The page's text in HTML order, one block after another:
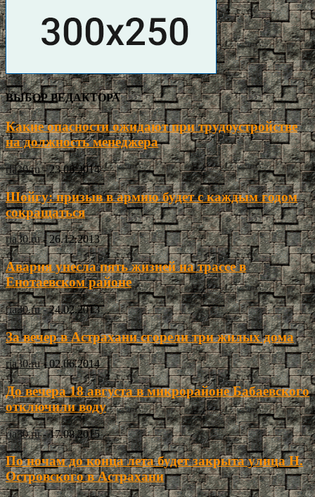
ВЫБОР РЕДАКТОРА
Какие опасности ожидают при трудоустройстве
на должность менеджера
ria30.ru - 23.06.2014
Шойгу: призыв в армию будет с каждым годом
сокращаться
ria30.ru - 26.12.2013
Авария унесла пять жизней на трассе в
Енотаевском районе
ria30.ru - 24.02.2013
За вечер в Астрахани сгорели три жилых дома
ria30.ru - 02.06.2014
До вечера 18 августа в микрорайоне Бабаевского
отключили воду
ria30.ru - 17.08.2015
По ночам до конца лета будет закрыта улица Н.
Островского в Астрахани